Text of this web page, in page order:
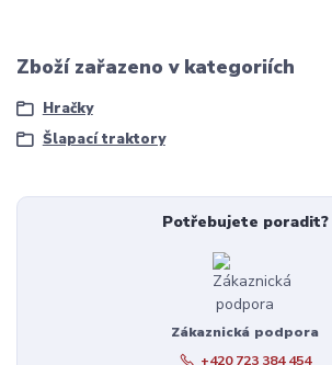
Zboží zařazeno v kategoriích
Hračky
Šlapací traktory
Potřebujete poradit?
Zákaznická podpora
+420 723 384 454